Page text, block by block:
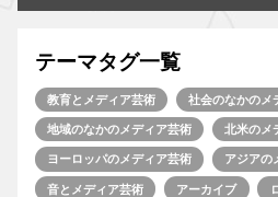
テーマタグ一覧
教育とメディア芸術 社会のなかのメ
地域のなかのメディア芸術 北米のメ
ヨーロッパのメディア芸術 アジアの
音とメディア芸術 アーカイブ